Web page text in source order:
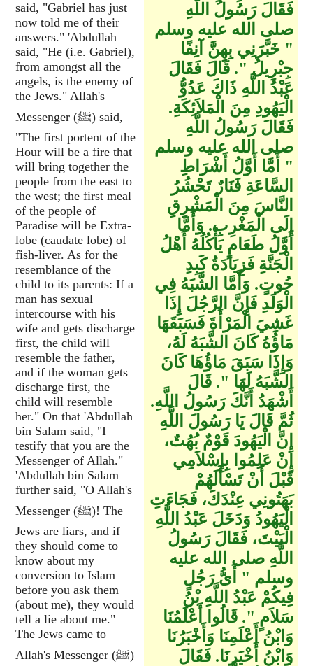
said, "Gabriel has just
now told me of their
answers." 'Abdullah
said, "He (i.e. Gabriel),
from amongst all the
angels, is the enemy of
the Jews." Allah's
Messenger (ﷺ) said,
"The first portent of the
Hour will be a fire that
will bring together the
people from the east to
the west; the first meal
of the people of
Paradise will be Extra-
lobe (caudate lobe) of
fish-liver. As for the
resemblance of the
child to its parents: If a
man has sexual
intercourse with his
wife and gets discharge
first, the child will
resemble the father,
and if the woman gets
discharge first, the
child will resemble
her." On that 'Abdullah
bin Salam said, "I
testify that you are the
Messenger of Allah."
'Abdullah bin Salam
further said, "O Allah's
Messenger (ﷺ)! The
Jews are liars, and if
they should come to
know about my
conversion to Islam
before you ask them
(about me), they would
tell a lie about me."
The Jews came to
Allah's Messenger (ﷺ)
فَقَالَ رَسُولُ اللَّهِ
صلى الله عليه وسلم
‏"‏ خَبَّرَنِي بِهِنَّ آنِفًا
جِبْرِيلُ ‏"‏‏.‏ قَالَ فَقَالَ
عَبْدُ اللَّهِ ذَاكَ عَدُوُّ
الْيَهُودِ مِنَ الْمَلاَئِكَةِ‏.‏
فَقَالَ رَسُولُ اللَّهِ
صلى الله عليه وسلم
‏"‏ أَمَّا أَوَّلُ أَشْرَاطِ
السَّاعَةِ فَنَارٌ تَحْشُرُ
النَّاسَ مِنَ الْمَشْرِقِ
إِلَى الْمَغْرِبِ‏.‏ وَأَمَّا
أَوَّلُ طَعَامٍ يَأْكُلُهُ أَهْلُ
الْجَنَّةِ فَزِيَادَةُ كَبِدِ
حُوتٍ‏.‏ وَأَمَّا الشَّبَهُ فِي
الْوَلَدِ فَإِنَّ الرَّجُلَ إِذَا
غَشِيَ الْمَرْأَةَ فَسَبَقَهَا
مَاؤُهُ كَانَ الشَّبَهُ لَهُ،
وَإِذَا سَبَقَ مَاؤُهَا كَانَ
الشَّبَهُ لَهَا ‏"‏‏.‏ قَالَ
أَشْهَدُ أَنَّكَ رَسُولُ اللَّهِ‏.‏
ثُمَّ قَالَ يَا رَسُولَ اللَّهِ
إِنَّ الْيَهُودَ قَوْمٌ بُهُتٌ،
إِنْ عَلِمُوا بِإِسْلاَمِي
قَبْلَ أَنْ تَسْأَلَهُمْ
بَهَتُونِي عِنْدَكَ، فَجَاءَتِ
الْيَهُودُ وَدَخَلَ عَبْدُ اللَّهِ
الْبَيْتَ، فَقَالَ رَسُولُ
اللَّهِ صلى الله عليه
وسلم ‏"‏ أَىُّ رَجُلٍ
فِيكُمْ عَبْدُ اللَّهِ بْنُ
سَلاَمٍ ‏"‏‏.‏ قَالُوا أَعْلَمُنَا
وَابْنُ أَعْلَمِنَا وَأَخْبَرُنَا
وَابْنُ أَخْيَرِنَا‏.‏ فَقَالَ